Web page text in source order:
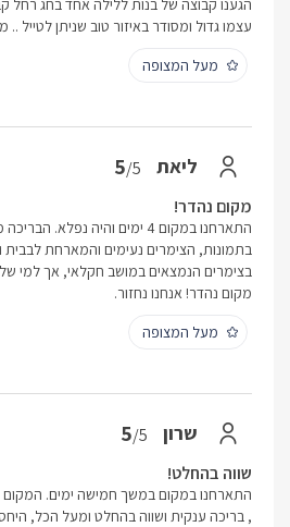
הגענו קבוצה של בנות ללילה אחד בחג רחל
עצמו גדול ומסודר באיזור טוב שניתן לטייל ..
מעל המצופה
ליאת 5/5
מקום נהדר!
התארחנו במקום 4 ימים והיה
בתמונות, הצימרים נעימים והמארחת
בצימרים הנמצאים במושב חקלאי, אך למי
מקום נהדר! אנחנו נחזור.
מעל המצופה
שרון 5/5
שווה בהחלט!
התארחנו במקום במשך חמישה ימים. המקום
, בריכה ענקית ושווה בהחלט ומעל הכל,